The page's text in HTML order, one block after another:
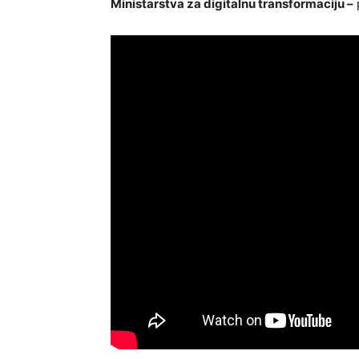
Ministarstva za digitalnu transformaciju –